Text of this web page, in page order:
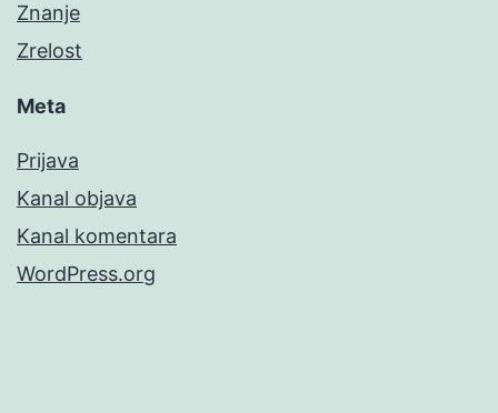
Znanje
Zrelost
Meta
Prijava
Kanal objava
Kanal komentara
WordPress.org